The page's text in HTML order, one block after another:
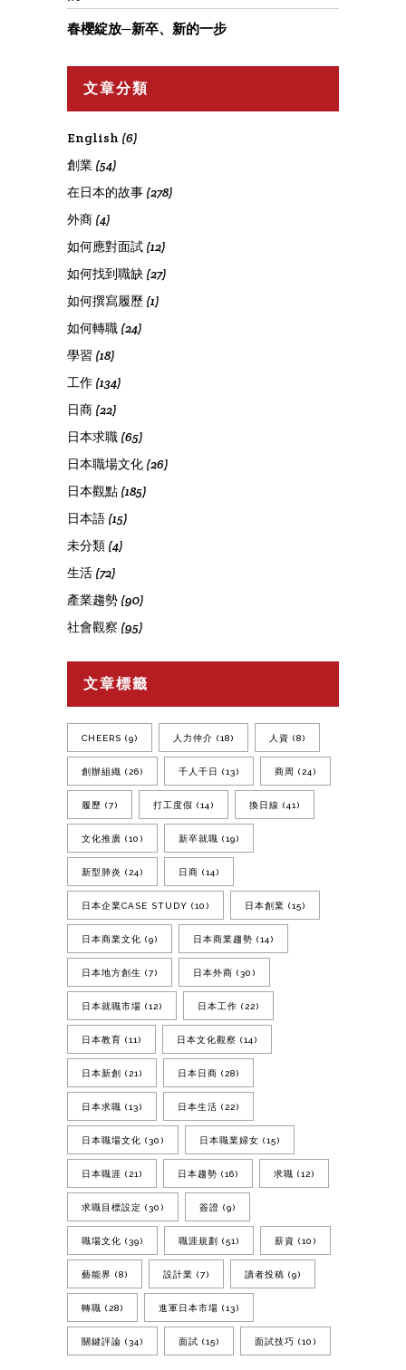
春櫻綻放─新卒、新的一步
文章分類
English (6)
創業 (54)
在日本的故事 (278)
外商 (4)
如何應對面試 (12)
如何找到職缺 (27)
如何撰寫履歷 (1)
如何轉職 (24)
學習 (18)
工作 (134)
日商 (22)
日本求職 (65)
日本職場文化 (26)
日本觀點 (185)
日本語 (15)
未分類 (4)
生活 (72)
產業趨勢 (90)
社會觀察 (95)
文章標籤
CHEERS (9) 人力仲介 (18) 人資 (8)
創辦組織 (26) 千人千日 (13) 商周 (24)
履歷 (7) 打工度假 (14) 換日線 (41)
文化推廣 (10) 新卒就職 (19)
新型肺炎 (24) 日商 (14)
日本企業CASE STUDY (10) 日本創業 (15)
日本商業文化 (9) 日本商業趨勢 (14)
日本地方創生 (7) 日本外商 (30)
日本就職市場 (12) 日本工作 (22)
日本教育 (11) 日本文化觀察 (14)
日本新創 (21) 日本日商 (28)
日本求職 (13) 日本生活 (22)
日本職場文化 (30) 日本職業婦女 (15)
日本職涯 (21) 日本趨勢 (16) 求職 (12)
求職目標設定 (30) 簽證 (9)
職場文化 (39) 職涯規劃 (51) 薪資 (10)
藝能界 (8) 設計業 (7) 讀者投稿 (9)
轉職 (28) 進軍日本市場 (13)
關鍵評論 (34) 面試 (15) 面試技巧 (10)